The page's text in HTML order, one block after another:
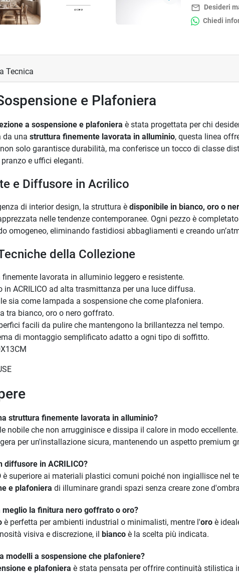
mail_outline Desideri
Chiedi
Tecnica
e Plafoniera
a sospensione e plafoniera è stata progettata per chi
da una struttura finemente lavorata in alluminio, questa linea
solo garantisce durabilità, ma conferisce un tocco di classe
e uffici eleganti.
e Diffusore in Acrilico
di interior design, la struttura è disponibile in bianco, oro o
nelle tendenze contemporanee. Ogni pezzo è
omogeneo, eliminando fastidiosi abbagliamenti e creando
della Collezione
lavorata in alluminio leggero e resistente.
in ACRILICO ad alta trasmittanza per una luce diffusa.
sia come lampada a sospensione che come plafoniera.
tra bianco, oro o nero goffrato.
facili da pulire che mantengono la brillantezza nel tempo.
di montaggio semplificato adatto a ogni tipo di soffitto.
struttura finemente lavorata in alluminio?
nobile che non arrugginisce e dissipa il calore in modo eccellente.
per un'installazione sicura, mantenendo un aspetto premium
diffusore in ACRILICO?
è superiore ai materiali plastici comuni poiché non ingiallisce nel
e plafoniera di illuminare grandi spazi senza creare zone
meglio la finitura nero goffrato o oro?
è perfetta per ambienti industrial o minimalisti, mentre l'oro è
visiva e discrezione, il
bianco è la scelta più indicata.
modelli a sospensione che plafoniere?
e plafoniera è stata pensata per offrire continuità stilistica